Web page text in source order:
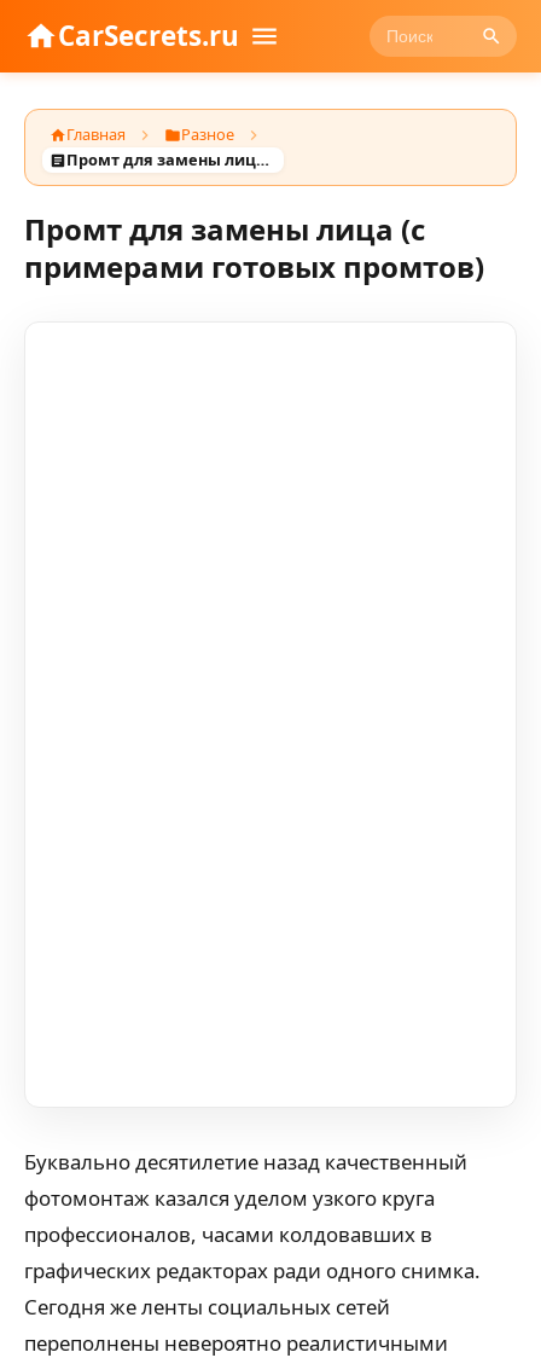
CarSecrets.ru
Главная
Разное
Промт для замены лица (с примерами готовых промтов)
Промт для замены лица (с
примерами готовых промтов)
Буквально десятилетие назад качественный
фотомонтаж казался уделом узкого круга
профессионалов, часами колдовавших в
графических редакторах ради одного снимка.
Сегодня же ленты социальных сетей
переполнены невероятно реалистичными